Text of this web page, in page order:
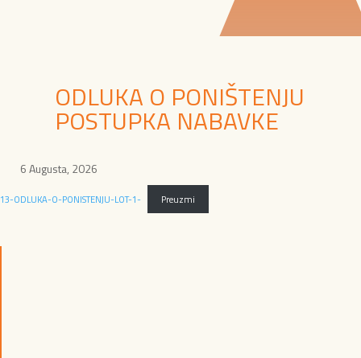
ODLUKA O PONIŠTENJU
POSTUPKA NABAVKE
6 Augusta, 2026
13-ODLUKA-O-PONISTENJU-LOT-1- Preuzmi